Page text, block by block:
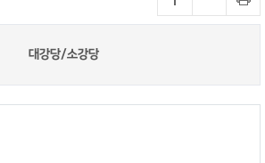
대강당/소강당